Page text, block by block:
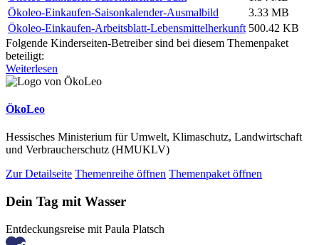
Ökoleo-Einkaufen-Saisonkalender-Ausmalbild
3.33 MB
Ökoleo-Einkaufen-Arbeitsblatt-Lebensmittelherkunft 500.42 KB
Folgende Kinderseiten-Betreiber sind bei diesem Themenpaket
beteiligt:
Weiterlesen
ÖkoLeo
Hessisches Ministerium für Umwelt, Klimaschutz, Landwirtschaft
und Verbraucherschutz (HMUKLV)
Zur Detailseite Themenreihe öffnen Themenpaket öffnen
Dein Tag mit Wasser
Entdeckungsreise mit Paula Platsch